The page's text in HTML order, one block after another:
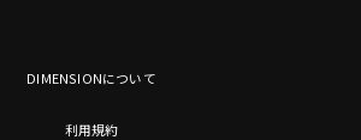
DIMENSIONについて
利用規約